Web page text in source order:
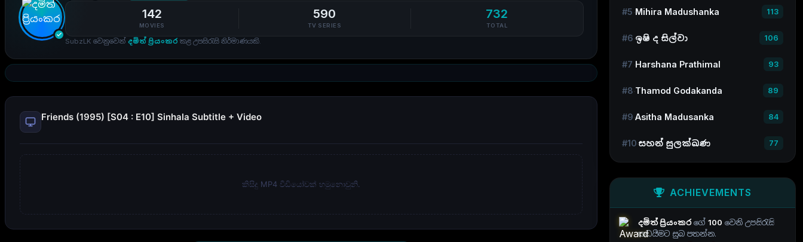
142
MOVIES
590
TV SERIES
732
TOTAL
SubzLK වෙනුවෙන් දමිත් ප්‍රියංකර කළ උපසිරැසි නිර්මාණයකි.
Friends (1995) [S04 : E10] Sinhala Subtitle + Video
කිසිදු MP4 වීඩියෝවක් හමුනොවුනි.
#5 Mihira Madushanka 113
#6 ඉෂි ද සිල්වා 106
#7 Harshana Prathimal 93
#8 Thamod Godakanda 89
#9 Asitha Madusanka 84
#10 සහන් සුලක්ඛණ 77
ACHIEVEMENTS
දමිත් ප්‍රියංකරගේ 100 වෙනි උපසිරැසි
කඩයීමට සුබ පතන්න.